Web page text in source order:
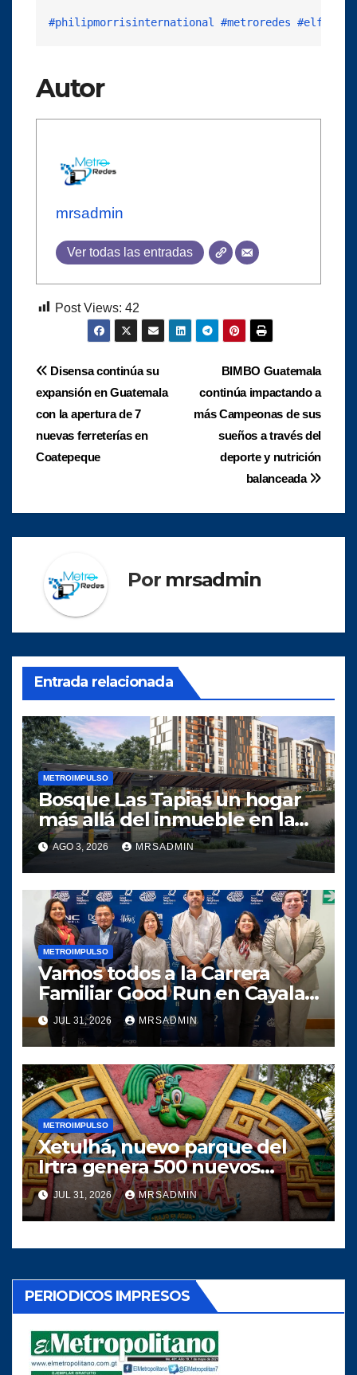
#philipmorrisinternational #metroredes
Autor
mrsadmin
Ver todas las entradas
Post Views: 42
Navegación
de
entradas
BIMBO Guatemala
continúa impactando a
más Campeonas de sus
sueños a través del
deporte y nutrición
balanceada
Disensa continúa su
expansión en Guatemala
con la apertura de 7
nuevas ferreterías en
Coatepeque
Por mrsadmin
Entrada relacionada
METROIMPULSO
Bosque Las Tapias un hogar
más allá del inmueble en la
zona 18 capitalina
AGO 3, 2026 MRSADMIN
METROIMPULSO
Vamos todos a la Carrera
Familiar Good Run en Cayala
y ayudemos a las niñas de La
Fragua, Zacapa
JUL 31, 2026 MRSADMIN
METROIMPULSO
Xetulhá, nuevo parque del
Irtra genera 500 nuevos
empleos
JUL 31, 2026 MRSADMIN
PERIODICOS IMPRESOS